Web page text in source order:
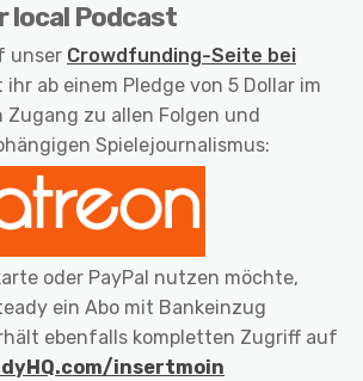
local Podcast
unser Crowdfunding-Seite bei
ab einem Pledge von 5 Dollar im
Zugang zu allen Folgen und
Spielejournalismus:
oder PayPal nutzen möchte,
ein Abo mit Bankeinzug
ebenfalls kompletten Zugriff auf
insertmoin